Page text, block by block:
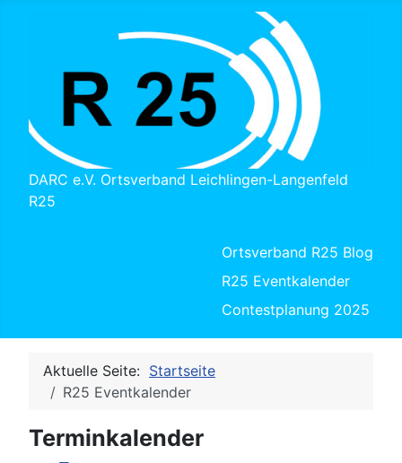
DARC e.V. Ortsverband Leichlingen-Langenfeld
R25
Ortsverband R25 Blog
R25 Eventkalender
Contestplanung 2025
Aktuelle Seite: Startseite
R25 Eventkalender
Terminkalender